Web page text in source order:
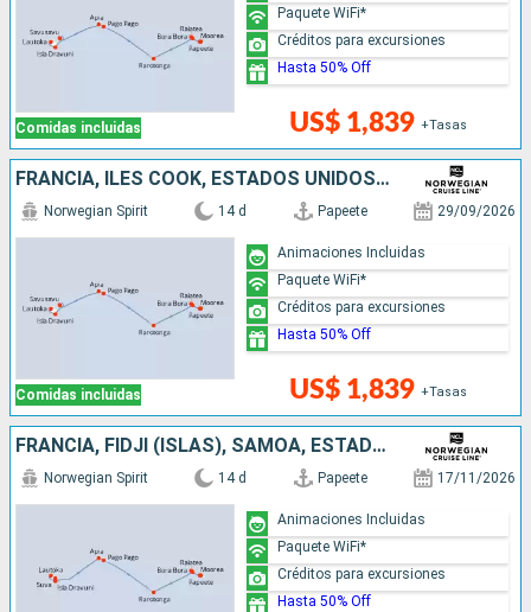
Comidas incluidas US$ 1,839 +Tasas
Paquete WiFi*
Créditos para excursiones
Hasta 50% Off
FRANCIA, ILES COOK, ESTADOS UNIDOS, SAMOA, FIDJI (ISLAS)
Comidas incluidas
Norwegian Spirit 14 d Papeete 29/09/2026
US$ 1,839 +Tasas
Animaciones Incluidas
Paquete WiFi*
Créditos para excursiones
Hasta 50% Off
FRANCIA, FIDJI (ISLAS), SAMOA, ESTADOS UNIDOS, ILES COOK
Norwegian Spirit 14 d Papeete 17/11/2026
Animaciones Incluidas
Paquete WiFi*
Créditos para excursiones
Hasta 50% Off